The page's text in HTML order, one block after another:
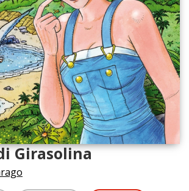
Girasolina